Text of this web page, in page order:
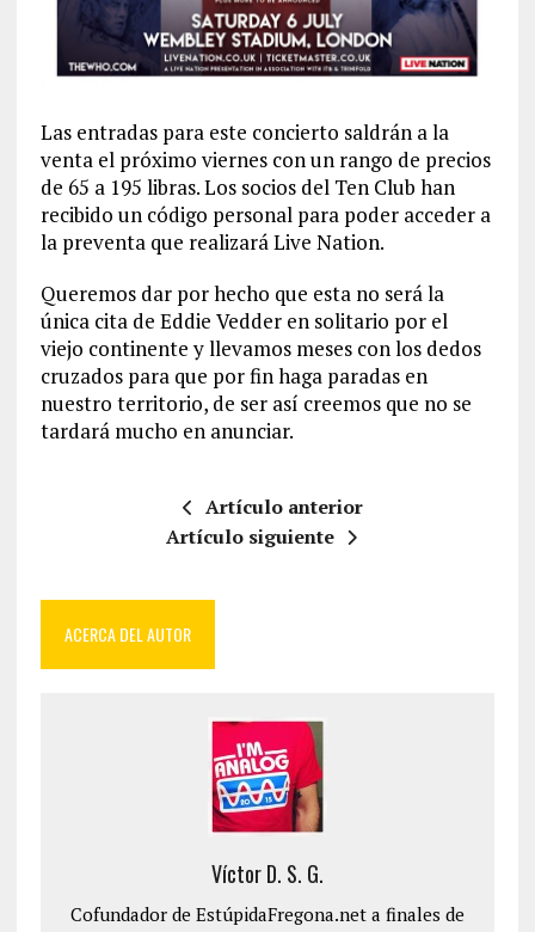
Las entradas para este concierto saldrán a la
venta el próximo viernes con un rango de precios
de 65 a 195 libras. Los socios del Ten Club han
recibido un código personal para poder acceder a
la preventa que realizará Live Nation.
Queremos dar por hecho que esta no será la
única cita de Eddie Vedder en solitario por el
viejo continente y llevamos meses con los dedos
cruzados para que por fin haga paradas en
nuestro territorio, de ser así creemos que no se
tardará mucho en anunciar.
Artículo anterior
Artículo siguiente
ACERCA DEL AUTOR
Víctor D. S. G.
Cofundador de EstúpidaFregona.net a finales de